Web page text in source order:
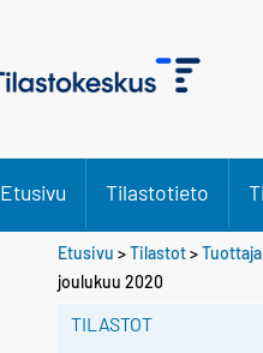
Etusivu Tilastotieto
Etusivu >Tilastot>
joulukuu 2020
TILASTOT